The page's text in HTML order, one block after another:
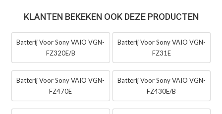
KLANTEN BEKEKEN OOK DEZE PRODUCTEN
Batterij Voor Sony VAIO VGN-
FZ320E/B
Batterij Voor Sony VAIO VGN-
FZ31E
Batterij Voor Sony VAIO VGN-
FZ470E
Batterij Voor Sony VAIO VGN-
FZ430E/B